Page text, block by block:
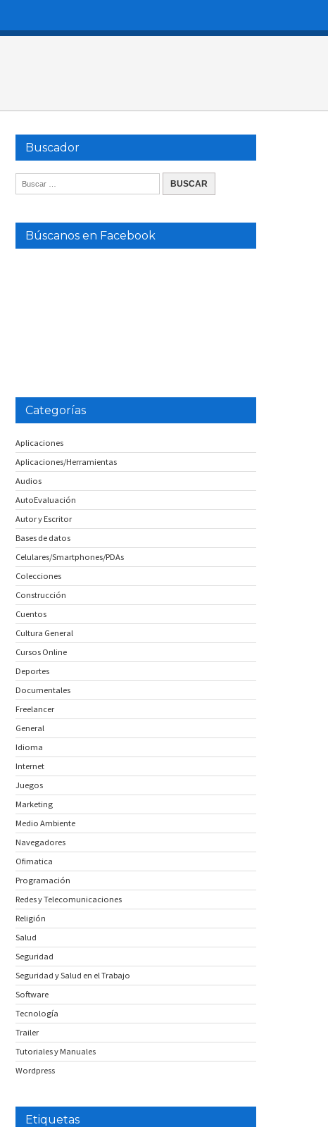
Buscador
Búscanos en Facebook
Categorías
Aplicaciones
Aplicaciones/Herramientas
Audios
AutoEvaluación
Autor y Escritor
Bases de datos
Celulares/Smartphones/PDAs
Colecciones
Construcción
Cuentos
Cultura General
Cursos Online
Deportes
Documentales
Freelancer
General
Idioma
Internet
Juegos
Marketing
Medio Ambiente
Navegadores
Ofimatica
Programación
Redes y Telecomunicaciones
Religión
Salud
Seguridad
Seguridad y Salud en el Trabajo
Software
Tecnología
Trailer
Tutoriales y Manuales
Wordpress
Etiquetas